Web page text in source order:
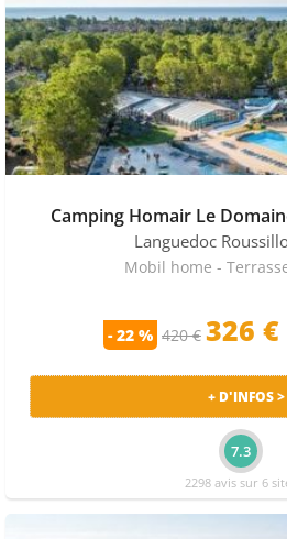
Camping Homair Le
Languedoc
Mobil home -
- 22 % 420 € 326 €
+ D'INFOS >
7.3
2298 avis sur 6